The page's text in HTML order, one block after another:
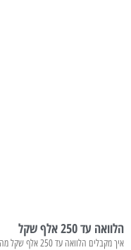
הלוואה עד 250 אלף שקל
איך מקבלים